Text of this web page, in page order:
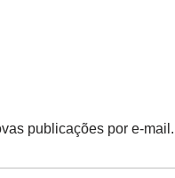
publicações por e-mail.